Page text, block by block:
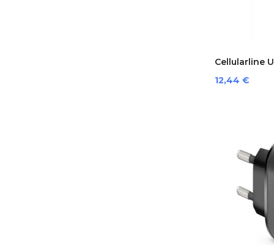
Cellularline
Prezzo
12,44 €